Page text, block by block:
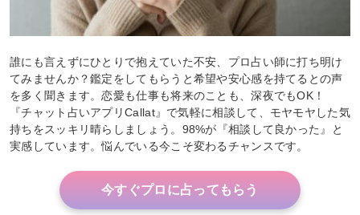
誰にも言えずにひとりで抱えていた不安、プロ占い師に打ち明け
てみませんか？鑑定をしてもらうと希望や安心感を持てるとの声
を多く聞きます。恋愛も仕事も将来のことも、深夜でもOK！
『チャット占いアプリCallat』で気軽に相談して、モヤモヤした気
持ちをスッキリ晴らしましょう。98%が『相談して良かった』と
実感しています。悩んでいる今こそ変わるチャンスです。
今すぐプロに占ってもらう